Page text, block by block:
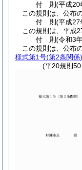
付 則(平成20
この規則は、公布
付 則(平成27
この規則は、平成
付 則(令和3
この規則は、公布
様式第1号(第2条関係)
(平20規則